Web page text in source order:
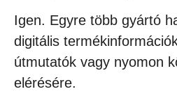
Igen. Egyre több gyártó
digitális
útmutatók vagy nyomon
elérésére.